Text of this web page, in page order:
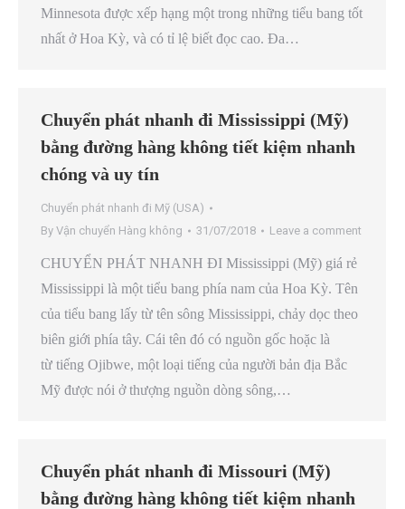
Minnesota được xếp hạng một trong những tiểu bang tốt
nhất ở Hoa Kỳ, và có tỉ lệ biết đọc cao. Đa…
Chuyển phát nhanh đi Mississippi (Mỹ)
bằng đường hàng không tiết kiệm nhanh
chóng và uy tín
Chuyển phát nhanh đi Mỹ (USA)
By Vận chuyển Hàng không 31/07/2018 Leave a comment
CHUYỂN PHÁT NHANH ĐI Mississippi (Mỹ) giá rẻ
Mississippi là một tiểu bang phía nam của Hoa Kỳ. Tên
của tiểu bang lấy từ tên sông Mississippi, chảy dọc theo
biên giới phía tây. Cái tên đó có nguồn gốc hoặc là
từ tiếng Ojibwe, một loại tiếng của người bản địa Bắc
Mỹ được nói ở thượng nguồn dòng sông,…
Chuyển phát nhanh đi Missouri (Mỹ)
bằng đường hàng không tiết kiệm nhanh